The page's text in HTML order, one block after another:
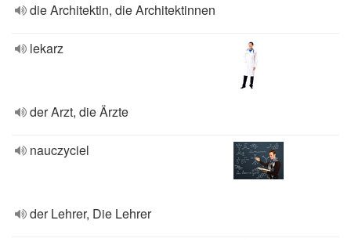
die Architektin, die Architektinnen
lekarz
der Arzt, die Ärzte
nauczyciel
der Lehrer, Die Lehrer